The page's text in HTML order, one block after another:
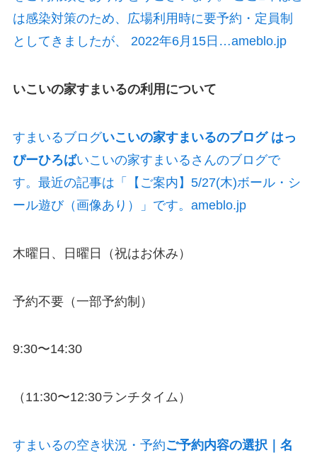
は感染対策のため、広場利用時に要予約・定員制
としてきましたが、 2022年6月15日…ameblo.jp
いこいの家すまいるの利用について
すまいるブログいこいの家すまいるのブログ はっ
ぴーひろばいこいの家すまいるさんのブログで
す。最近の記事は「【ご案内】5/27(木)ボール・シ
ール遊び（画像あり）」です。ameblo.jp
木曜日、日曜日（祝はお休み）
予約不要（一部予約制）
9:30〜14:30
（11:30〜12:30ランチタイム）
すまいるの空き状況・予約ご予約内容の選択｜名